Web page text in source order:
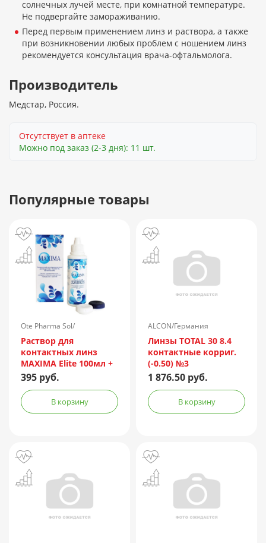
солнечных лучей месте, при комнатной температуре.
Не подвергайте замораживанию.
Перед первым применением линз и раствора, а также
при возникновении любых проблем с ношением линз
рекомендуется консультация врача-офтальмолога.
Производитель
Медстар, Россия.
Отсутствует в аптеке
Можно под заказ (2-3 дня): 11 шт.
Популярные товары
Ote Pharma Sol/
Нидерланды
Раствор для
контактных линз
MAXIMA Elite 100мл +
контейнер
395 руб.
В корзину
ALCON/Германия
Линзы TOTAL 30 8.4
контактные корриг.
(-0.50) №3
1 876.50 руб.
В корзину